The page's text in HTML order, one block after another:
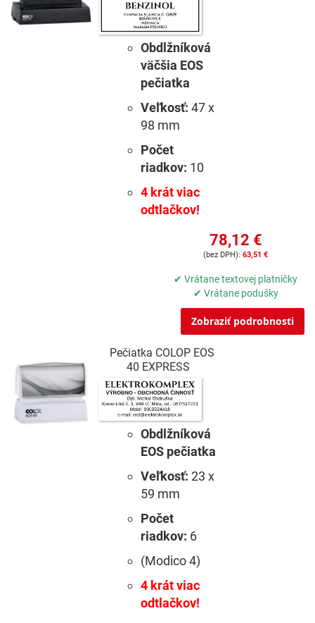
Obdlžníková
väčšia EOS
pečiatka
Veľkosť: 47 x
98 mm
Počet
riadkov: 10
4 krát viac
odtlačkov!
78,12 €
63,51 €
✔ Vrátane textovej platničky
✔ Vrátane podušky
Zobraziť podrobnosti
Pečiatka COLOP EOS
40 EXPRESS
Obdlžníková
EOS pečiatka
Veľkosť: 23 x
59 mm
Počet
riadkov: 6
(Modico 4)
4 krát viac
odtlačkov!